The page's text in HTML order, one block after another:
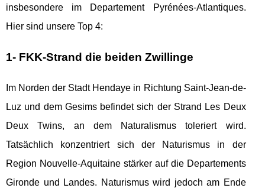
insbesondere im Departement Pyrénées-Atlantiques.
Hier sind unsere Top 4:
1- FKK-Strand die beiden Zwillinge
Im Norden der Stadt Hendaye in Richtung Saint-Jean-de-
Luz und dem Gesims befindet sich der Strand Les Deux
Deux Twins, an dem Naturalismus toleriert wird.
Tatsächlich konzentriert sich der Naturismus in der
Region Nouvelle-Aquitaine stärker auf die Departements
Gironde und Landes. Naturismus wird jedoch am Ende